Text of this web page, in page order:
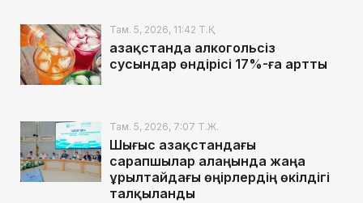
Там. 5, 2026, 11:42 Т.Қ.
Қазақстанда алкогольсіз
сусындар өндірісі 17%-ға артты
Там. 5, 2026, 7:07 Т.Ж.
Шығыс Қазақстандағы
сарапшылар алаңында жаңа
Құрылтайдағы өңірлердің өкілдігі
талқыланды